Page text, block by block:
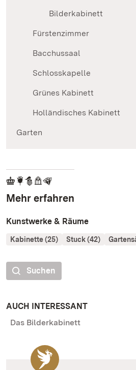
Bilderkabinett
Fürstenzimmer
Bacchussaal
Schlosskapelle
Grünes Kabinett
Holländisches Kabinett
Garten
Mehr erfahren
Kunstwerke & Räume
Kabinette (25) Stuck (42)
Suchen
AUCH INTERESSANT
Das Bilderkabinett